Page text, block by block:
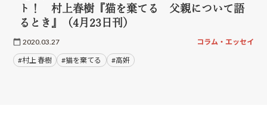
ト！ 村上春樹『猫を棄てる 父親について語
るとき』（4月23日刊）
2020.03.27 コラム・エッセイ
#村上 春樹 #猫を棄てる #高妍